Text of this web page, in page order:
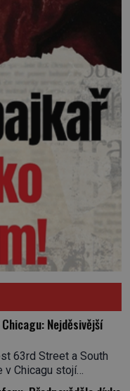
Nejděsivější
63rd Street a South
v Chicagu stojí
Nemá žádný speciální